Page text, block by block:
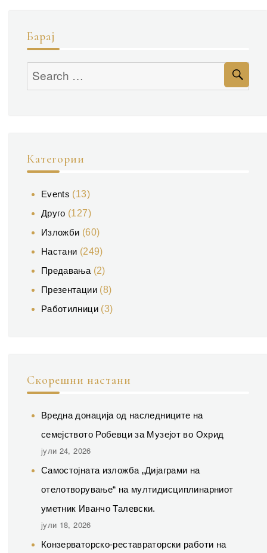
Барај
Search
for:
Категории
Events (13)
Друго (127)
Изложби (60)
Настани (249)
Предавања (2)
Презентации(8)
Работилници(3)
Скорешни настани
Вредна донација од наследниците на
семејството Робевци за Музејот во Охрид
јули 24, 2026
Самостојната изложба „Дијаграми на
отелотворување“ на мултидисциплинарниот
уметник Иванчо Талевски.
јули 18, 2026
Конзерваторско-реставраторски работи на